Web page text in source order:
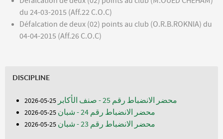
du 24-03-2015 (Aff.22 C.O.C)
Défalcation de deux (02) points au club (O.R.B.ROKNIA) du
04-04-2015 (Aff.26 C.O.C)
DISCIPLINE
محضر الانضباط رقم 25 - صنف الأكابر 25-05-2026
محضر الانضباط رقم 24 - شبان 25-05-2026
محضر الانضباط رقم 23 - شبان 25-05-2026